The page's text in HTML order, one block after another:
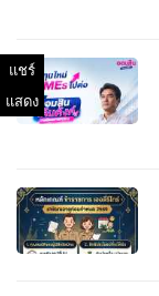
แชร์
แสดง